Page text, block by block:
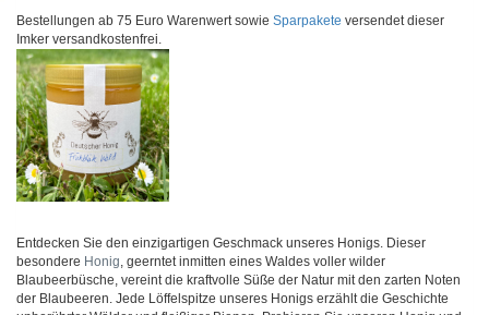
Bestellungen ab 75 Euro Warenwert sowie Sparpakete versendet dieser
Imker versandkostenfrei.
Entdecken Sie den einzigartigen Geschmack unseres Honigs. Dieser
besondere Honig, geerntet inmitten eines Waldes voller wilder
Blaubeerbüsche, vereint die kraftvolle Süße der Natur mit den zarten Noten
der Blaubeeren. Jede Löffelspitze unseres Honigs erzählt die Geschichte